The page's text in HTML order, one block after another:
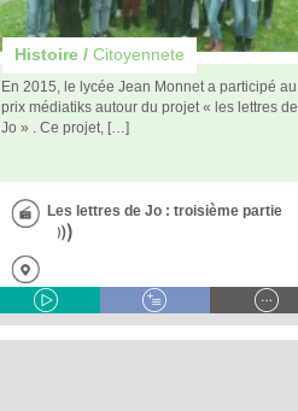
Histoire /Citoyennete
En 2015, le lycée Jean Monnet a participé au
prix médiatiks autour du projet « les lettres de
Jo » . Ce projet, […]
Les lettres de Jo : troisième partie